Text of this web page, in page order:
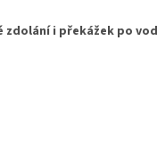
zdolání i překážek po